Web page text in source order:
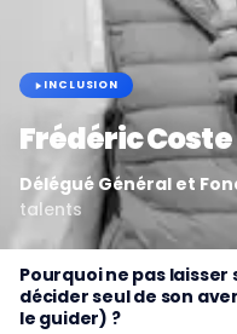
INCLUSION
Frédéric Coste
Délégué Général et
talents
Pourquoi ne pas
décider seul de son
le guider) ?